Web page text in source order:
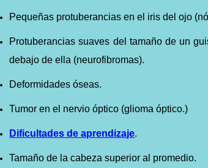
Pequeñas protuberancias en el iris del ojo
Protuberancias suaves del tamaño de un
debajo de ella (neurofibromas).
Deformidades óseas.
Tumor en el nervio óptico (glioma óptico.)
Dificultades de aprendizaje.
Tamaño de la cabeza superior al promedio.